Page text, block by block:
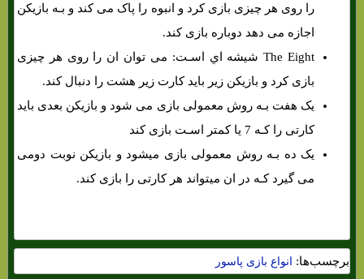
را روی هر چیزی بازی کرد و انبوه را پاک می کند و بـه بازیکن
اجازه می دهد دوباره بازی کند.
The Eight شیشه اي اسـت: می توان ان را روی هر چیزی
بازی کرد و بازیکن زیر باید کارت زیر هشت را دنبال کند.
یک هفت بـه روش معمولی بازی می شود و بازیکن بعدی باید
کارتی را کـه 7 یا کمتر اسـت بازی کند
یک ده بـه روش معمولی بازی میشود و بازیکن نوبت دومی
می گیرد کـه در ان میتواند هر کارتی را بازی کند.
برچسب‌ها: انواع بازی پاسور